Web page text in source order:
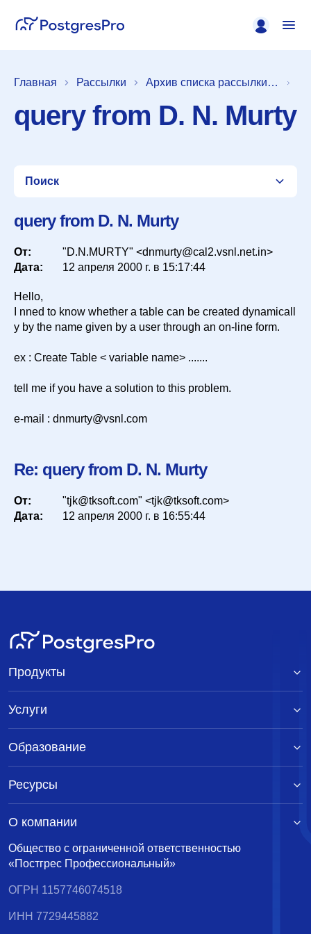
Главная Рассылки Архив списка рассылки [pgsql-sql]
query from D. N. Murty
Поиск
Список
Период
query from D. N. Murty
От:
"D.N.MURTY" <dnmurty@cal2.vsnl.net.in>
Дата:
12 апреля 2000 г. в 15:17:44
Hello,
I nned to know whether a table can be created dynamicall
y by the name given by a user through an on-line form.
ex : Create Table < variable name> .......
tell me if you have a solution to this problem.
e-mail : dnmurty@vsnl.com
Re: query from D. N. Murty
От:
"tjk@tksoft.com" <tjk@tksoft.com>
Дата:
12 апреля 2000 г. в 16:55:44
Общество с ограниченной ответственностью
«Постгрес Профессиональный»
ОГРН 1157746074518
ИНН 7729445882
Продукты
Услуги
Образование
Ресурсы
О компании